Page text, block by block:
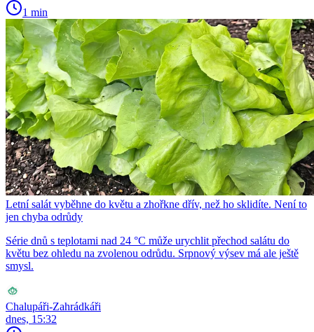
1 min
Letní salát vyběhne do květu a zhořkne dřív, než ho sklidíte. Není to
jen chyba odrůdy
Série dnů s teplotami nad 24 °C může urychlit přechod salátu do
květu bez ohledu na zvolenou odrůdu. Srpnový výsev má ale ještě
smysl.
Chalupáři-Zahrádkáři
dnes, 15:32